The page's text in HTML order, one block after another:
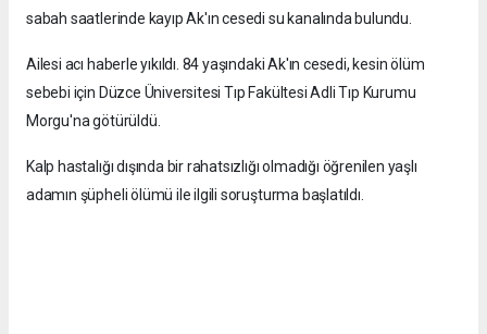
sabah saatlerinde kayıp Ak'ın cesedi su kanalında bulundu.
Ailesi acı haberle yıkıldı. 84 yaşındaki Ak'ın cesedi, kesin ölüm
sebebi için Düzce Üniversitesi Tıp Fakültesi Adli Tıp Kurumu
Morgu'na götürüldü.
Kalp hastalığı dışında bir rahatsızlığı olmadığı öğrenilen yaşlı
adamın şüpheli ölümü ile ilgili soruşturma başlatıldı.